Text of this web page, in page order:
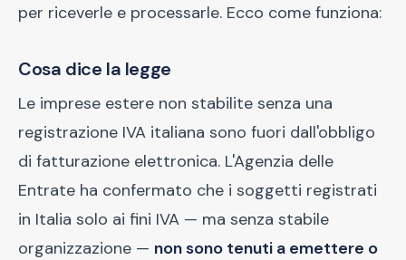
per riceverle e processarle. Ecco come funziona:
Cosa dice la legge
Le imprese estere non stabilite senza una
registrazione IVA italiana sono fuori dall'obbligo
di fatturazione elettronica. L'Agenzia delle
Entrate ha confermato che i soggetti registrati
in Italia solo ai fini IVA — ma senza stabile
organizzazione — non sono tenuti a emettere o